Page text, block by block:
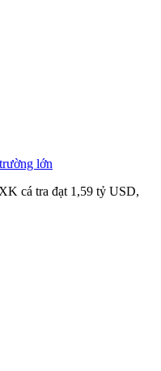
lớn
cá tra đạt 1,59 tỷ USD,